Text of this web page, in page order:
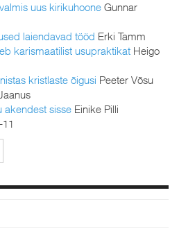
uus kirikuhoone Gunnar
laiendavad tööd Erki Tamm
karismaatilist usupraktikat Heigo
kristlaste õigusi Peeter Võsu
akendest sisse Einike Pilli